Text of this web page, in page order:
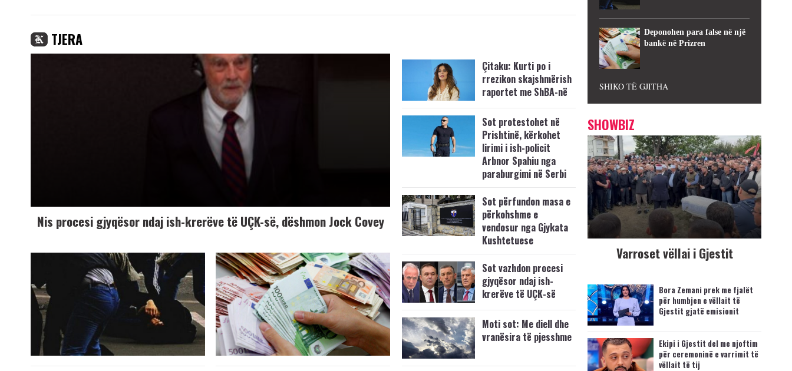
TJERA
Nis procesi gjyqësor ndaj ish-krerëve të UÇK-së, dëshmon Jock Covey
Çitaku: Kurti po i
rrezikon skajshmërish
raportet me ShBA-në
Sot protestohet në
Prishtinë, kërkohet
lirimi i ish-policit
Arbnor Spahiu nga
paraburgimi në Serbi
Sot përfundon masa e
përkohshme e
vendosur nga Gjykata
Kushtetuese
Sot vazhdon procesi
gjyqësor ndaj ish-
krerëve të UÇK-së
Moti sot: Me diell dhe
vranësira të pjesshme
Deponohen para false në një
bankë në Prizren
SHIKO TË GJITHA
SHOWBIZ
Varroset vëllai i Gjestit
Bora Zemani prek me fjalët
për humbjen e vëllait të
Gjestit gjatë emisionit
Ekipi i Gjestit del me njoftim
për ceremoninë e varrimit të
vëllait të tij